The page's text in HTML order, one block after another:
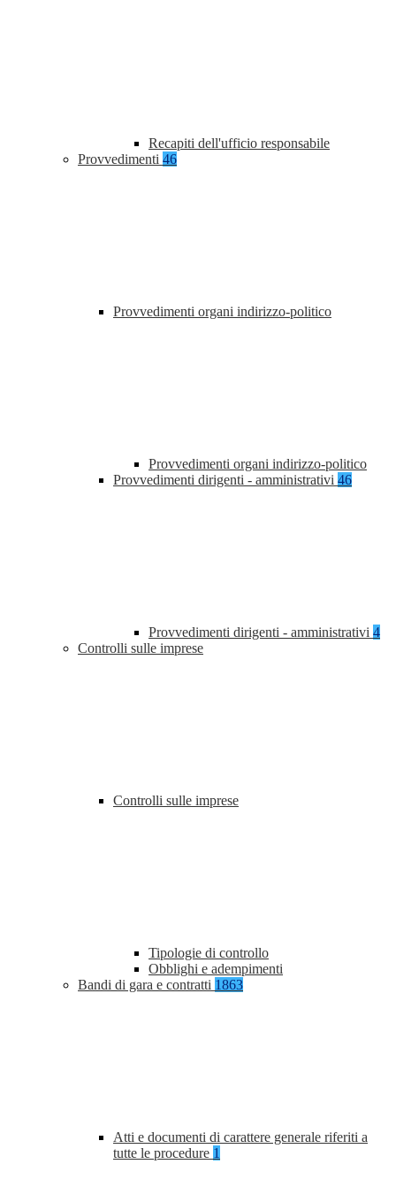
Recapiti dell'ufficio responsabile
Provvedimenti 46
Provvedimenti organi indirizzo-politico
Provvedimenti organi indirizzo-politico
Provvedimenti dirigenti - amministrativi 46
Provvedimenti dirigenti - amministrativi 4
Controlli sulle imprese
Controlli sulle imprese
Tipologie di controllo
Obblighi e adempimenti
Bandi di gara e contratti 1863
Atti e documenti di carattere generale riferiti a
tutte le procedure 1